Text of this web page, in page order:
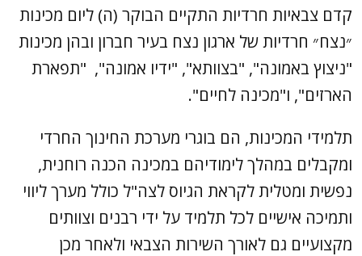
קדם צבאיות חרדיות התקיים הבוקר (ה) ליום מכינות
״נצח״ חרדיות של ארגון נצח בעיר חברון ובהן מכינות
"ניצוץ באמונה", "בצוותא", "ידיו אמונה", "תפארת
הארזים", ו"מכינה לחיים".
תלמידי המכינות, הם בוגרי מערכת החינוך החרדי
ומקבלים במהלך לימודיהם במכינה הכנה רוחנית,
נפשית ומטלית לקראת הגיוס לצה"ל כולל מערך ליווי
ותמיכה אישיים לכל תלמיד על ידי רבנים וצוותים
מקצועיים גם לאורך השירות הצבאי ולאחר מכן